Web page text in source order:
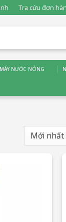
Tra cứu đơn
MÁY NƯỚC NÓNG